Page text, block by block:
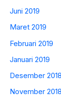
Juni 2019
Maret 2019
Februari 2019
Januari 2019
Desember 2018
November 2018